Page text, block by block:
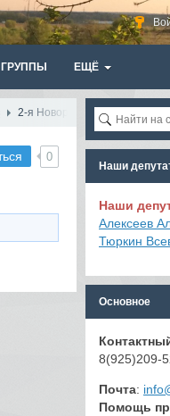
ГРУППЫ ЕЩЁ
2-я Новорублёвская
0
Наши
Наши
Алексеев
Тюркин
Основное
8(925)209-
Почта:
Помощь